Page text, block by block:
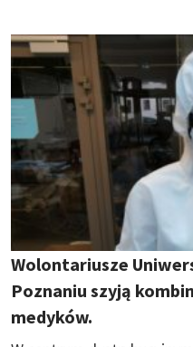
Wolontariusze
Poznaniu szyją
medyków.